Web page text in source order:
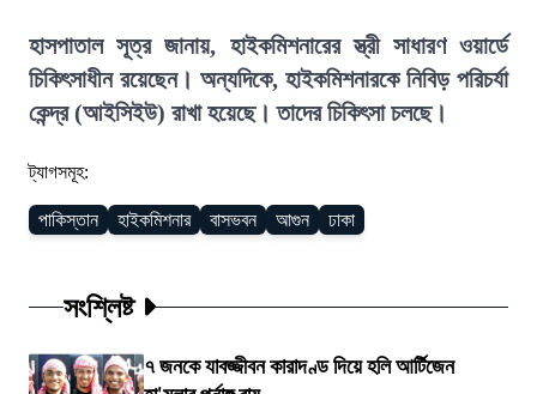
হাসপাতাল সূত্র জানায়, হাইকমিশনারের স্ত্রী সাধারণ ওয়ার্ডে
চিকিৎসাধীন রয়েছেন। অন্যদিকে, হাইকমিশনারকে নিবিড় পরিচর্যা
কেন্দ্র (আইসিইউ) রাখা হয়েছে। তাদের চিকিৎসা চলছে।
ট্যাগসমূহ:
পাকিস্তান হাইকমিশনার বাসভবন আগুন ঢাকা
সংশ্লিষ্ট
৭ জনকে যাবজ্জীবন কারাদণ্ড দিয়ে হলি আর্টিজেন